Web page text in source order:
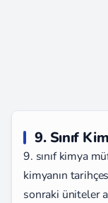
9. Sınıf
9. sınıf kimya
kimyanın
sonraki üniteler